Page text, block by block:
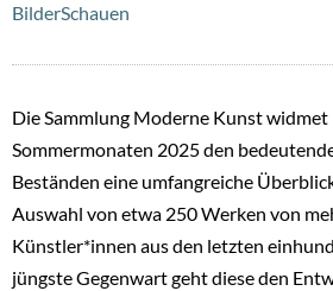
BilderSchauen
Die Sammlung Moderne Kunst widmet
Sommermonaten 2025 den
Beständen eine umfangreiche
Auswahl von etwa 250 Werken von
Künstler*innen aus den letzten
jüngste Gegenwart geht diese den